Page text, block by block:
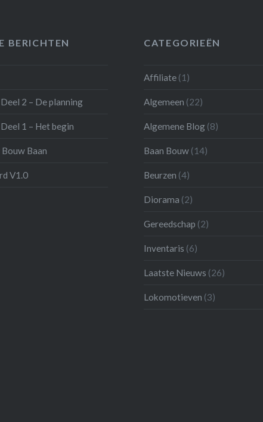
BERICHTEN
2 – De planning
1 – Het begin
Baan
V1.0
CATEGORIEËN
Affiliate (1)
Algemeen (22)
Algemene Blog (8)
Baan Bouw (14)
Beurzen (4)
Diorama (2)
Gereedschap (2)
Inventaris (6)
Laatste Nieuws (26)
Lokomotieven (3)